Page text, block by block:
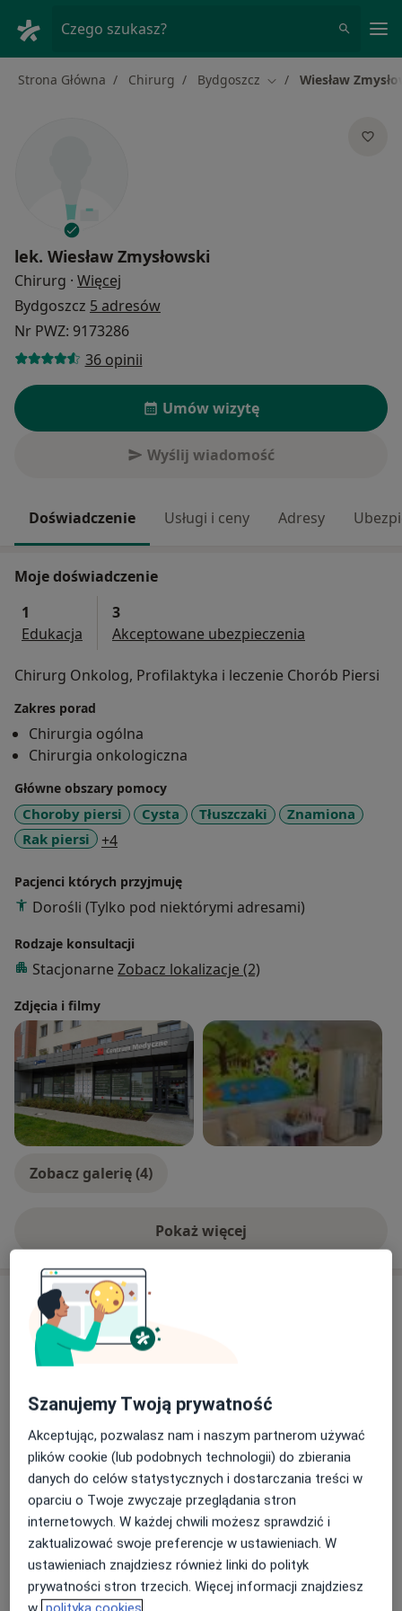
Czego szukasz?
Strona Główna Chirurg Bydgoszcz Zmień miasto
Wiesław
lek. Wiesław Zmysłowski
Chirurg · Więcej
Bydgoszcz 5 adresów
Nr PWZ: 9173286
36 opinii
Umów wizytę
Wyślij wiadomość
Doświadczenie Usługi i ceny Adresy
Moje doświadczenie
1
Edukacja
3
Akceptowane ubezpieczenia
Chirurg Onkolog, Profilaktyka i leczenie Chorób Piersi
Zakres porad
Chirurgia ogólna
Chirurgia onkologiczna
Główne obszary pomocy
Choroby piersi Cysta Tłuszczaki
Znamiona
Rak piersi
+4a11y_sr_more_diseases
Pacjenci których przyjmuję
Dorośli (Tylko pod niektórymi adresami)
Rodzaje konsultacji
Stacjonarne Zobacz lokalizacje (2)
Zdjęcia i filmy
Zobacz galerię (4)
Pokaż więcejo doświadczeniu
Usługi i ceny
Konsultacja chirurgiczna
Od 146 zł Szczegóły
Anoskopia
Od 400 zł Szczegóły
Badania proktologiczne
Szczegóły
Chirurgia onkologiczna
Od 153 zł Szczegóły
Szanujemy Twoją prywatność
Akceptując, pozwalasz nam i naszym partnerom używać
plików cookie (lub podobnych technologii) do zbierania
danych do celów statystycznych i dostarczania treści w
oparciu o Twoje zwyczaje przeglądania stron
internetowych. W każdej chwili możesz sprawdzić i
zaktualizować swoje preferencje w ustawieniach. W
ustawieniach znajdziesz również linki do polityk
prywatności stron trzecich. Więcej informacji znajdziesz
w polityka cookies